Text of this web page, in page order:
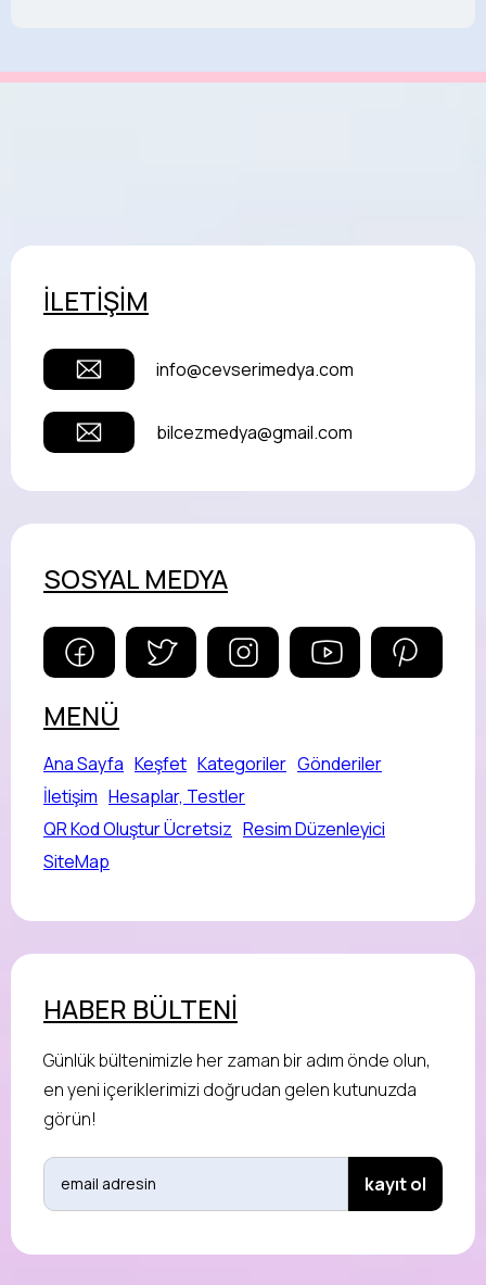
İLETİŞİM
info@cevserimedya.com
bilcezmedya@gmail.com
SOSYAL MEDYA
MENÜ
Ana Sayfa Keşfet Kategoriler Gönderiler
İletişim Hesaplar, Testler
QR Kod Oluştur Ücretsiz Resim Düzenleyici
SiteMap
HABER BÜLTENİ
Günlük bültenimizle her zaman bir adım önde olun,
en yeni içeriklerimizi doğrudan gelen kutunuzda
görün!